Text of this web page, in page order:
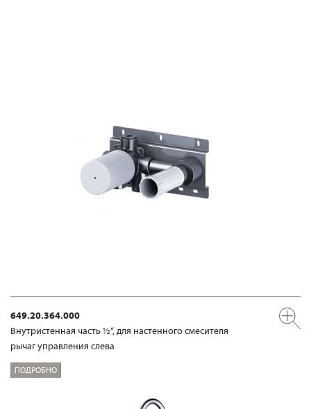
649.20.364.000
Внутристенная часть ½“, для настенного смесителя
рычаг управления слева
ПОДРОБНО